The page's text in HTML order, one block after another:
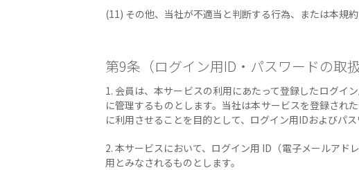
(11) その他、当社が不適当と判断する行為、または本規
第9条（ログイン用ID・パスワードの取扱
1. 会員は、本サービスの利用にあたって登録したログイ
に管理するものとします。当社は本サービスを登録され
に利用させることを目的として、ログイン用IDおよびパ
2. 本サービスにおいて、ログイン用 ID（電子メールア
用とみなされるものとします。